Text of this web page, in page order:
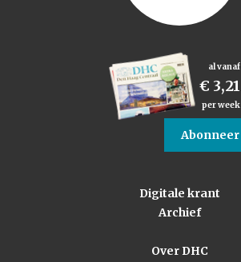
al vanaf
€ 3,21
per week
Abonneer
Digitale krant
Archief
Over DHC